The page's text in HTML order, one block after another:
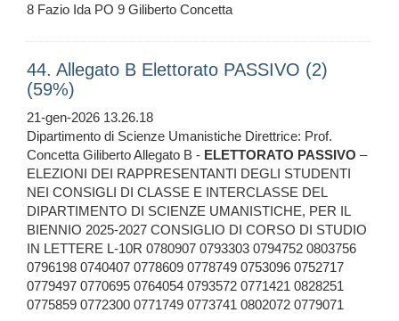
8 Fazio Ida PO 9 Giliberto Concetta
44. Allegato B Elettorato PASSIVO (2)
(59%)
21-gen-2026 13.26.18
Dipartimento di Scienze Umanistiche Direttrice: Prof.
Concetta Giliberto Allegato B - ELETTORATO PASSIVO –
ELEZIONI DEI RAPPRESENTANTI DEGLI STUDENTI
NEI CONSIGLI DI CLASSE E INTERCLASSE DEL
DIPARTIMENTO DI SCIENZE UMANISTICHE, PER IL
BIENNIO 2025-2027 CONSIGLIO DI CORSO DI STUDIO
IN LETTERE L-10R 0780907 0793303 0794752 0803756
0796198 0740407 0778609 0778749 0753096 0752717
0779497 0770695 0764054 0793572 0771421 0828251
0775859 0772300 0771749 0773741 0802072 0779071